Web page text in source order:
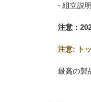
- 組立説明
注意：
注意: ト
最高の製